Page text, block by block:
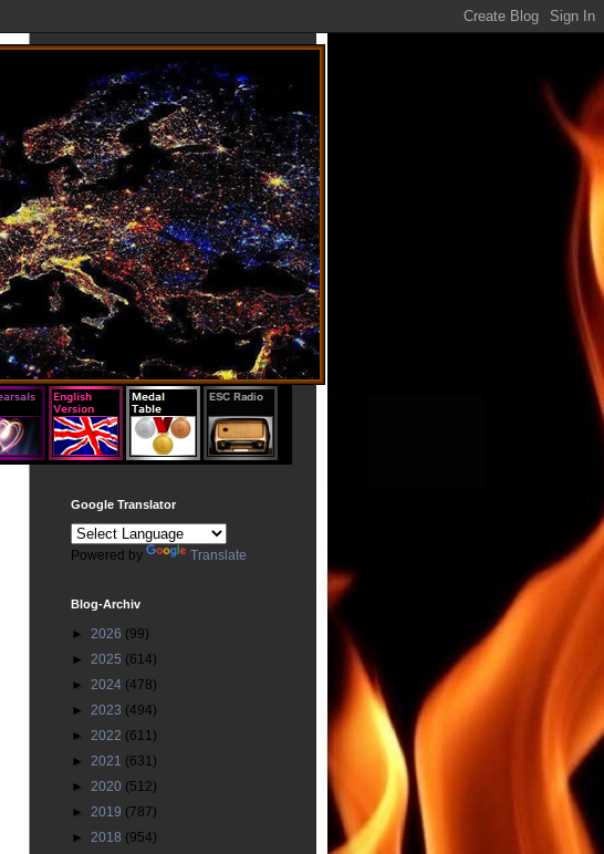
Google Translator
Powered by Translate
Blog-Archiv
► 2026 (99)
► 2025 (614)
► 2024 (478)
► 2023 (494)
► 2022 (611)
► 2021 (631)
► 2020 (512)
► 2019 (787)
► 2018 (954)